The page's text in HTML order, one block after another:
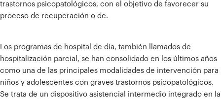
trastornos psicopatológicos, con el objetivo de favorecer su
proceso de recuperación o de.
Los programas de hospital de día, también llamados de
hospitalización parcial, se han consolidado en los últimos años
como una de las principales modalidades de intervención para
niños y adolescentes con graves trastornos psicopatológicos.
Se trata de un dispositivo asistencial intermedio integrado en la